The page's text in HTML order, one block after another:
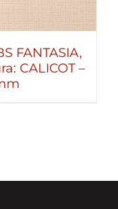
FANTASIA,
CALICOT –